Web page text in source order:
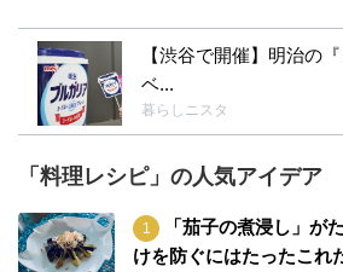
【渋谷で開催】明治の
ベ...
暮らしニスタ
「料理レシピ」の人気アイデア
「茄子の煮浸し」が
けを防ぐにはたったこれ